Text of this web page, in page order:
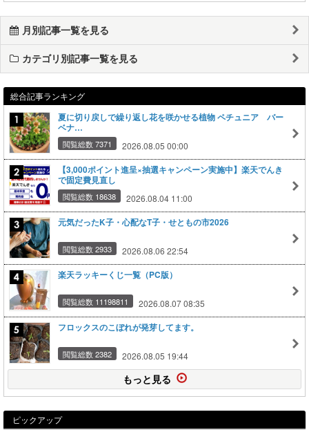
月別記事一覧を見る
カテゴリ別記事一覧を見る
総合記事ランキング
夏に切り戻しで繰り返し花を咲かせる植物 ペチュニア バー
ベナ…
閲覧総数 7371 2026.08.05 00:00
【3,000ポイント進呈×抽選キャンペーン実施中】楽天でんき
で固定費見直し
閲覧総数 18638 2026.08.04 11:00
元気だったK子・心配なT子・せともの市2026
閲覧総数 2933 2026.08.06 22:54
楽天ラッキーくじ一覧（PC版）
閲覧総数 11198811 2026.08.07 08:35
フロックスのこぼれが発芽してます。
閲覧総数 2382 2026.08.05 19:44
もっと見る
ピックアップ